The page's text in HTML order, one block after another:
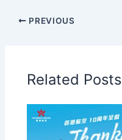
PREVIOUS
Related Posts